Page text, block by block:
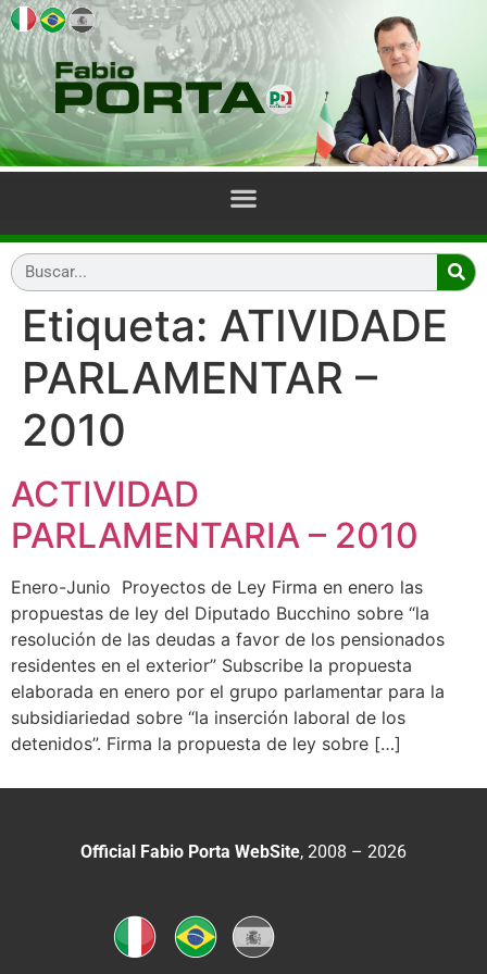
Etiqueta: ATIVIDADE
PARLAMENTAR –
2010
ACTIVIDAD
PARLAMENTARIA – 2010
Enero-Junio Proyectos de Ley Firma en enero las
propuestas de ley del Diputado Bucchino sobre “la
resolución de las deudas a favor de los pensionados
residentes en el exterior” Subscribe la propuesta
elaborada en enero por el grupo parlamentar para la
subsidiariedad sobre “la inserción laboral de los
detenidos”. Firma la propuesta de ley sobre […]
Official Fabio Porta WebSite, 2008 – 2026